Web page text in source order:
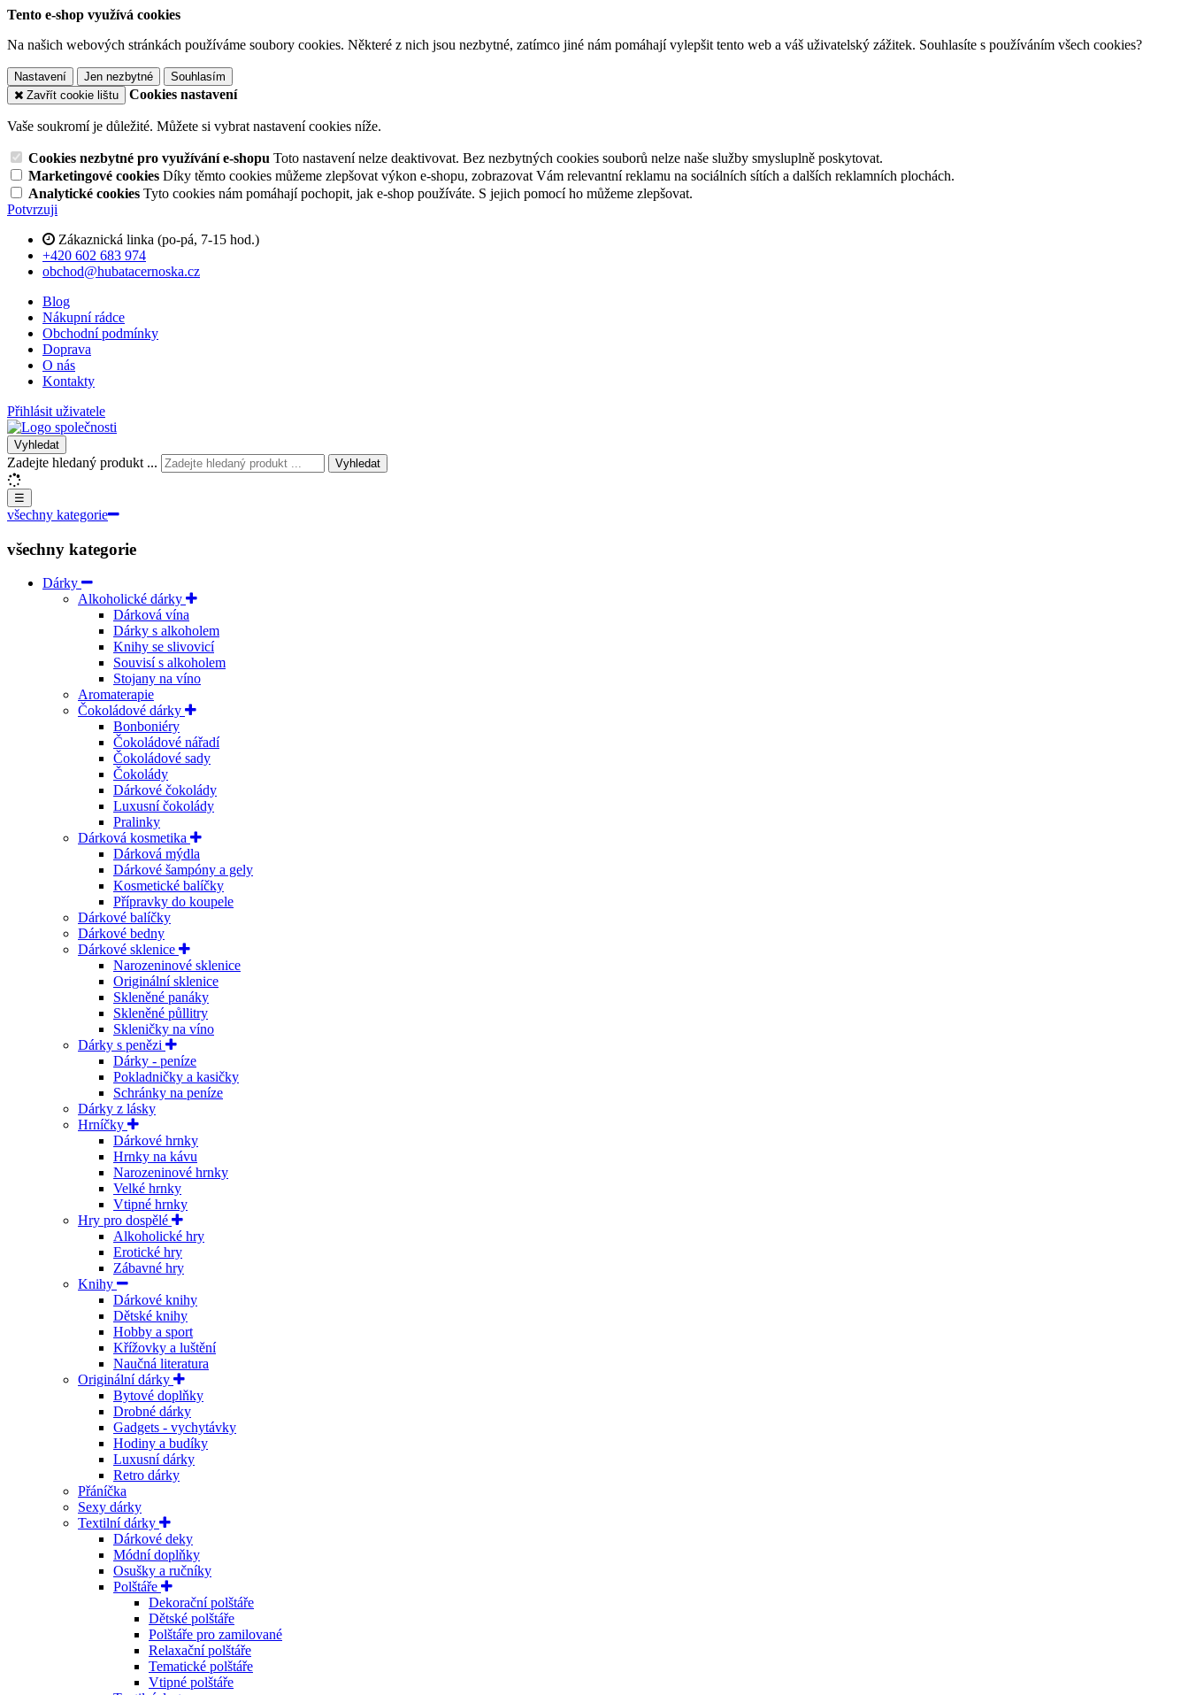
Tento e-shop využívá cookies
Na našich webových stránkách používáme soubory cookies. Některé z nich jsou nezbytné, zatímco jiné nám pomáhají vylepšit tento web a váš uživatelský zážitek. Souhlasíte s používáním všech cookies?
Nastavení Jen nezbytné
Souhlasím
Zavřít cookie lištu
Cookies nastavení
Vaše soukromí je důležité. Můžete si vybrat nastavení cookies níže.
Cookies nezbytné pro využívání e-shopu Toto nastavení nelze deaktivovat. Bez nezbytných cookies souborů nelze naše služby smysluplně poskytovat.
Marketingové cookies Díky těmto cookies můžeme zlepšovat výkon e-shopu, zobrazovat Vám relevantní reklamu na sociálních sítích a dalších reklamních plochách.
Analytické cookies Tyto cookies nám pomáhají pochopit, jak e-shop používáte. S jejich pomocí ho můžeme zlepšovat.
Potvrzuji
Zákaznická linka (po-pá, 7-15 hod.)
+420 602 683 974
obchod@hubatacernoska.cz
Blog
Nákupní rádce
Obchodní podmínky
Doprava
O nás
Kontakty
Přihlásit uživatele
Vyhledat
Zadejte hledaný produkt ... Vyhledat
☰
všechny kategorie
všechny kategorie
Dárky
Alkoholické dárky
Dárková vína
Dárky s alkoholem
Knihy se slivovicí
Souvisí s alkoholem
Stojany na víno
Aromaterapie
Čokoládové dárky
Bonboniéry
Čokoládové nářadí
Čokoládové sady
Čokolády
Dárkové čokolády
Luxusní čokolády
Pralinky
Dárková kosmetika
Dárková mýdla
Dárkové šampóny a gely
Kosmetické balíčky
Přípravky do koupele
Dárkové balíčky
Dárkové bedny
Dárkové sklenice
Narozeninové sklenice
Originální sklenice
Skleněné panáky
Skleněné půllitry
Skleničky na víno
Dárky s penězi
Dárky - peníze
Pokladničky a kasičky
Schránky na peníze
Dárky z lásky
Hrníčky
Dárkové hrnky
Hrnky na kávu
Narozeninové hrnky
Velké hrnky
Vtipné hrnky
Hry pro dospělé
Alkoholické hry
Erotické hry
Zábavné hry
Knihy
Dárkové knihy
Dětské knihy
Hobby a sport
Křížovky a luštění
Naučná literatura
Originální dárky
Bytové doplňky
Drobné dárky
Gadgets - vychytávky
Hodiny a budíky
Luxusní dárky
Retro dárky
Přáníčka
Sexy dárky
Textilní dárky
Dárkové deky
Módní doplňky
Osušky a ručníky
Polštáře
Dekorační polštáře
Dětské polštáře
Polštáře pro zamilované
Relaxační polštáře
Tematické polštáře
Vtipné polštáře